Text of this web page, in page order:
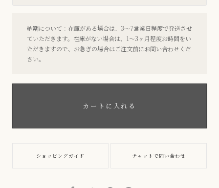
納期について：在庫がある場合は、3〜7営業日程度で発送させ
ていただきます。在庫がない場合は、1〜3ヶ月程度お時間をい
ただきますので、お急ぎの場合はご注文前にお問い合わせくだ
さい。
カートに入れる
ショッピングガイド チャットで問い合わせ